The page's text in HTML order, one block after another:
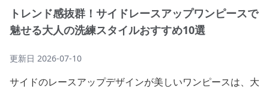
トレンド感抜群！サイドレースアップワンピースで
魅せる大人の洗練スタイルおすすめ10選
更新日 2026-07-10
サイドのレースアップデザインが美しいワンピースは、大